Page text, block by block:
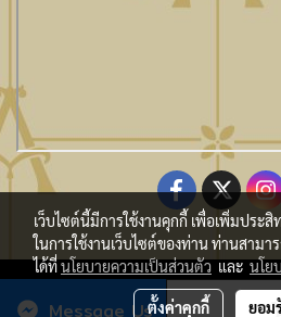
Message Us
Copy Right By Atmo Decor Co., Ltd.
เว็บไซต์นี้มีการใช้งานคุกกี้ เพื่อเพิ่มปร
ในการใช้งานเว็บไซต์ของท่าน ท่านสามา
ได้ที่นโยบายความเป็นส่วนตัวและนโย
ตั้งค่าคุกกี้ ยอม